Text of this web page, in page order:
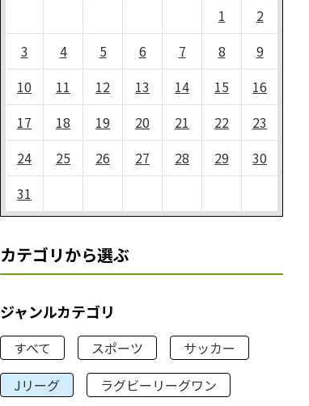
1
2
3
4 5 6 7 8
9
10
11 12 13 14 15
16
17
18 19 20 21 22
23
24
25 26 27 28 29
30
31
カテゴリから選ぶ
ジャンルカテゴリ
すべて スポーツ
サッカー
Jリーグ
ラグビーリーグワン